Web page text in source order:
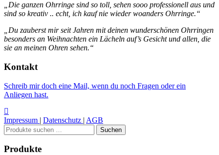
„Die ganzen Ohrringe sind so toll, sehen sooo professionell aus und
sind so kreativ .. echt, ich kauf nie wieder woanders Ohrringe.“
„Du zauberst mir seit Jahren mit deinen wunderschönen Ohrringen
besonders an Weihnachten ein Lächeln auf’s Gesicht und allen, die
sie an meinen Ohren sehen.“
Kontakt
Schreib mir doch eine Mail, wenn du noch Fragen oder ein
Anliegen hast.
Impressum | Datenschutz | AGB
Suchen
nach:
Suchen
Produkte